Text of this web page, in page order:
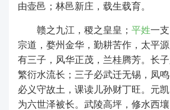
由壶邑；林邑新庄，载生载育。
赣之九江 ，稷之皇皇； 平姓一
宗道，婺州金华，勤耕苦作，太平
有三子，风华正茂，兰桂腾芳。长
繁衍水流长；三子必武迁无锡，凤
必义守故土，课读儿孙财丁旺。元
为六世泽被长。武陵高坪，修水西